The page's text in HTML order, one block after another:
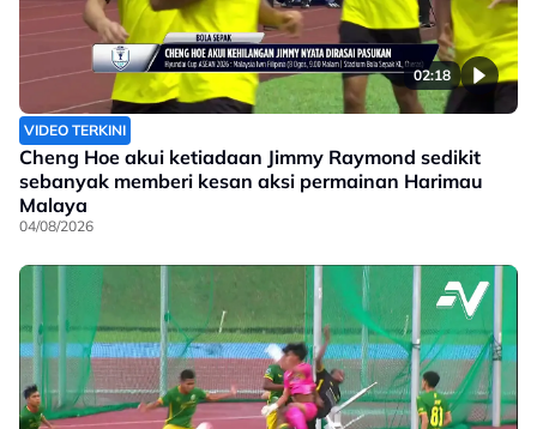
02:18
VIDEO TERKINI
Cheng Hoe akui ketiadaan Jimmy Raymond sedikit
sebanyak memberi kesan aksi permainan Harimau
Malaya
04/08/2026